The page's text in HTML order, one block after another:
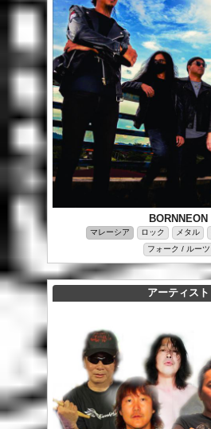
BORNNEON
マレーシア ロック メタル
フォーク / ルーツ
アーティスト